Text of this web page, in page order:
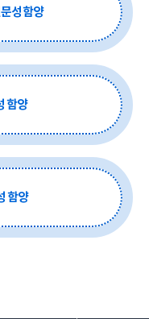
성 함양
함양
함양